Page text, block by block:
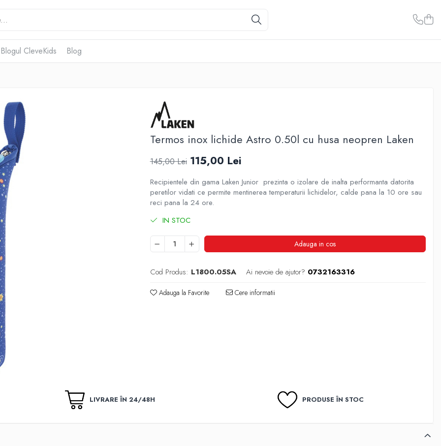
CleveKids Blog
Termos inox lichide Astro 0.50l cu husa neopren Laken
145,00 Lei 115,00 Lei
Recipientele din gama Laken Junior prezinta o izolare de inalta performanta datorita
peretilor vidati ce permite mentinerea temperaturii lichidelor, calde pana la 10 ore sau
reci pana la 24 ore.
IN STOC
Adauga in cos
Cod Produs: L1800.05SA Ai nevoie de ajutor? 0732163316
Adauga la Favorite Cere informatii
LIVRARE ÎN 24/48H PRODUSE ÎN STOC